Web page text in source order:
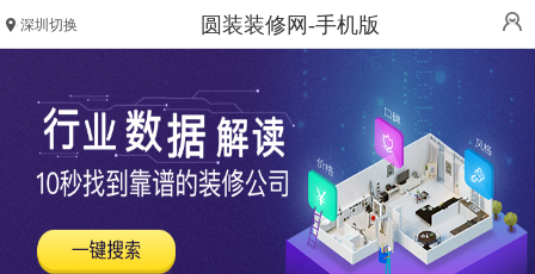
深圳切换 圆装装修网-手机版